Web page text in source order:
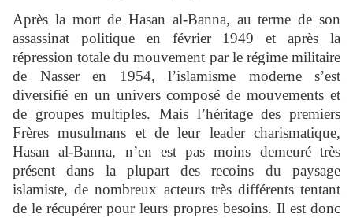
Après la mort de Hasan al-Banna, au terme de son
assassinat politique en février 1949 et après la
répression totale du mouvement par le régime militaire
de Nasser en 1954, l’islamisme moderne s’est
diversifié en un univers composé de mouvements et
de groupes multiples. Mais l’héritage des premiers
Frères musulmans et de leur leader charismatique,
Hasan al-Banna, n’en est pas moins demeuré très
présent dans la plupart des recoins du paysage
islamiste, de nombreux acteurs très différents tentant
de le récupérer pour leurs propres besoins. Il est donc